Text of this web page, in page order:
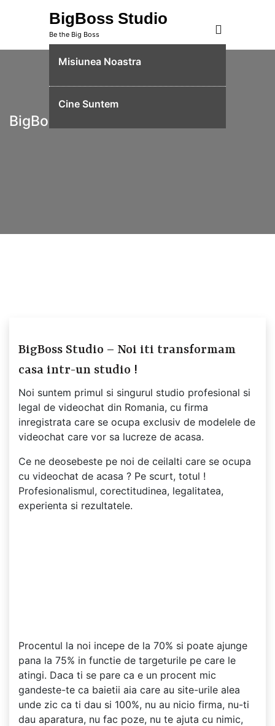
BigBoss Studio
Be the Big Boss
Misiunea Noastra
Cine Suntem
BigBoss Studio
BigBoss Studio – Noi iti transformam
casa intr-un studio !
Noi suntem primul si singurul studio profesional si
legal de videochat din Romania, cu firma
inregistrata care se ocupa exclusiv de modelele de
videochat care vor sa lucreze de acasa.
Ce ne deosebeste pe noi de ceilalti care se ocupa
cu videochat de acasa ? Pe scurt, totul !
Profesionalismul, corectitudinea, legalitatea,
experienta si rezultatele.
Procentul la noi incepe de la 70% si poate ajunge
pana la 75% in functie de targeturile pe care le
atingi. Daca ti se pare ca e un procent mic
gandeste-te ca baietii aia care au site-urile alea
unde zic ca ti dau si 100%, nu au nicio firma, nu-ti
dau aparatura, nu fac poze, nu te ajuta cu nimic,